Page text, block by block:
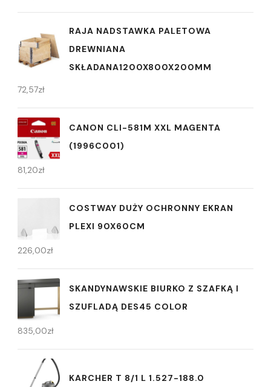
RAJA NADSTAWKA PALETOWA
DREWNIANA
SKŁADANA1200X800X200MM
72,57zł
CANON CLI-581M XXL MAGENTA
(1996C001)
81,20zł
COSTWAY DUŻY OCHRONNY EKRAN
PLEXI 90X60CM
226,00zł
SKANDYNAWSKIE BIURKO Z SZAFKĄ I
SZUFLADĄ DES45 COLOR
835,00zł
KARCHER T 8/1 L 1.527-188.0